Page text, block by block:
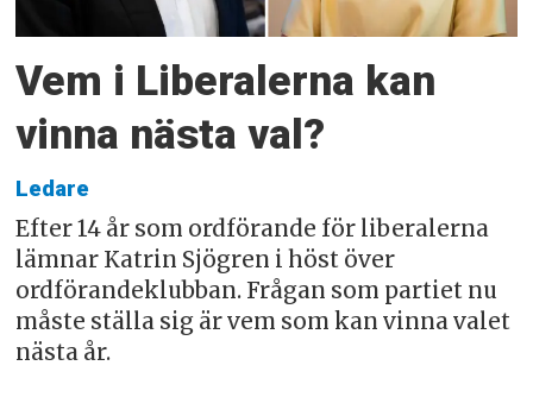
Vem i Liberalerna kan
vinna nästa val?
Ledare
Efter 14 år som ordförande för liberalerna
lämnar Katrin Sjögren i höst över
ordförandeklubban. Frågan som partiet nu
måste ställa sig är vem som kan vinna valet
nästa år.